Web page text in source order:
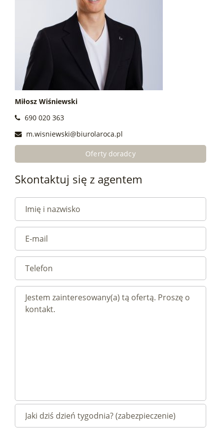
Miłosz Wiśniewski
690 020 363
m.wisniewski@biurolaroca.pl
Oferty doradcy
Skontaktuj się z agentem